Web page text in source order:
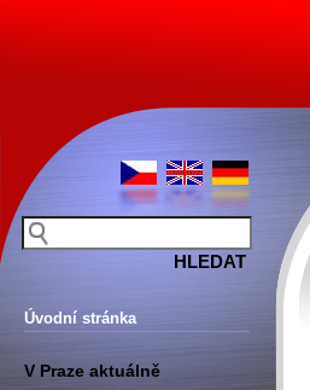
Úvodní stránka
V Praze aktuálně